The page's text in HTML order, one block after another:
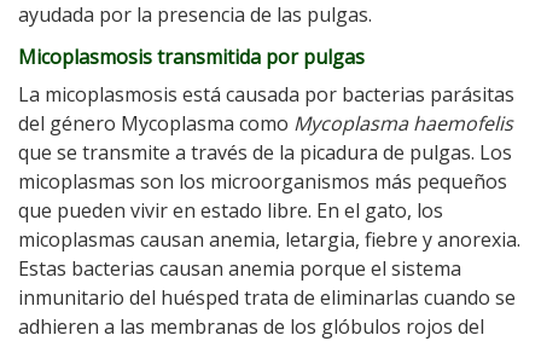
ayudada por la presencia de las pulgas.
Micoplasmosis transmitida por pulgas
La micoplasmosis está causada por bacterias parásitas
del género Mycoplasma como Mycoplasma haemofelis
que se transmite a través de la picadura de pulgas. Los
micoplasmas son los microorganismos más pequeños
que pueden vivir en estado libre. En el gato, los
micoplasmas causan anemia, letargia, fiebre y anorexia.
Estas bacterias causan anemia porque el sistema
inmunitario del huésped trata de eliminarlas cuando se
adhieren a las membranas de los glóbulos rojos del